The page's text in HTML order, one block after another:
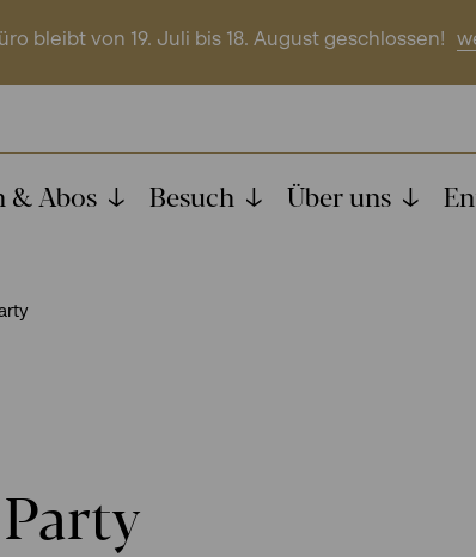
bleibt von 19. Juli bis 18. August geschlossen!
& Abos Besuch Über uns